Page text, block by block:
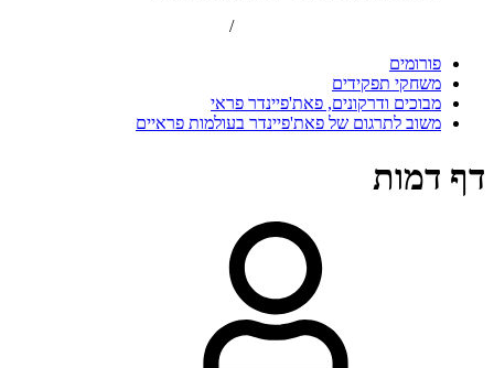
/
פורומים
משחקי תפקידים
מבוכים ודרקונים, פאת'פיינדר פראי
משוב לתרגום של פאת'פיינדר בעולמות פראיים
דף דמות